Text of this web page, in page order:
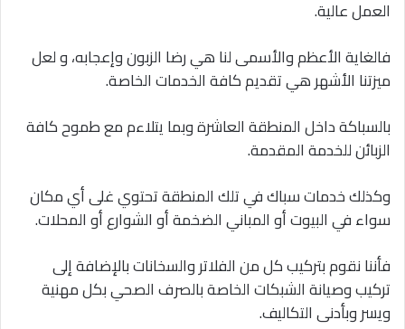
العمل عالية.
فالغاية الأعظم والأسمى لنا هي رضا الزبون وإعجابه، و لعل
ميزتنا الأشهر هي تقديم كافة الخدمات الخاصة.
بالسباكة داخل المنطقة العاشرة وبما يتلاءم مع طموح كافة
الزبائن للخدمة المقدمة.
وكذلك خدمات سباك في تلك المنطقة تحتوي غلى أي مكان
سواء في البيوت أو المباني الضخمة أو الشوارع أو المحلات.
فأننا نقوم بتركيب كل من الفلاتر والسخانات بالإضافة إلى
تركيب وصيانة الشبكات الخاصة بالصرف الصحي بكل مهنية
ويسر وبأدنى التكاليف.